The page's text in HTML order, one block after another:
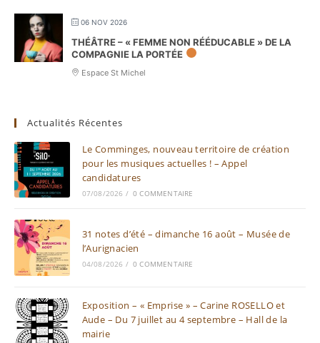
06 NOV 2026
THÉÂTRE – « FEMME NON RÉÉDUCABLE » DE LA
COMPAGNIE LA PORTÉE
Espace St Michel
Actualités Récentes
Le Comminges, nouveau territoire de création
pour les musiques actuelles ! – Appel
candidatures
07/08/2026 / 0 COMMENTAIRE
31 notes d’été – dimanche 16 août – Musée de
l’Aurignacien
04/08/2026 / 0 COMMENTAIRE
Exposition – « Emprise » – Carine ROSELLO et
Aude – Du 7 juillet au 4 septembre – Hall de la
mairie